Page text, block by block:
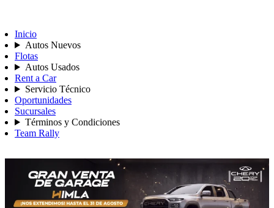
Inicio
Autos Nuevos
Flotas
Autos Usados
Rent a Car
Servicio Técnico
Oportunidades
Sucursales
Términos y Condiciones
Team Rally